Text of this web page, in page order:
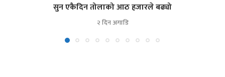
सुन एकैदिन तोलाको आठ हजारले बढ्यो
२ दिन अगाडि